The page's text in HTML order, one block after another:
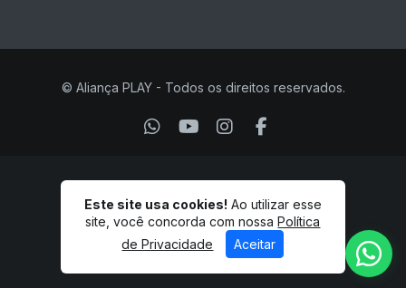
© Aliança PLAY - Todos os direitos reservados.
Este site usa cookies! Ao utilizar esse
site, você concorda com nossaPolítica
de Privacidade
Aceitar